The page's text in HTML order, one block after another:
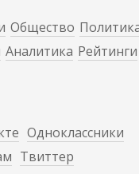
Общество
Аналитика Рейтинги
Одноклассники
Твиттер